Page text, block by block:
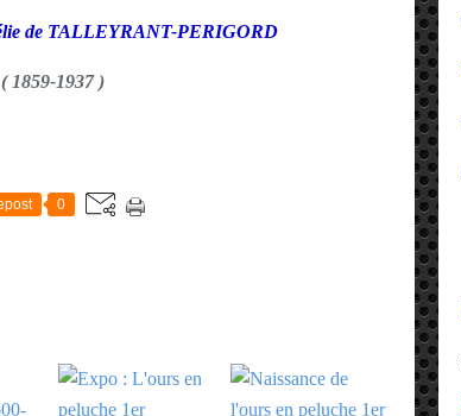
de TALLEYRANT-PERIGORD
( 1859-1937 )
0